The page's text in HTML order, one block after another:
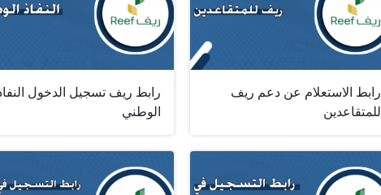
رابط الاستعلام عن دعم ريف
للمتقاعدين
رابط ريف تسجيل الدخول
الوطني